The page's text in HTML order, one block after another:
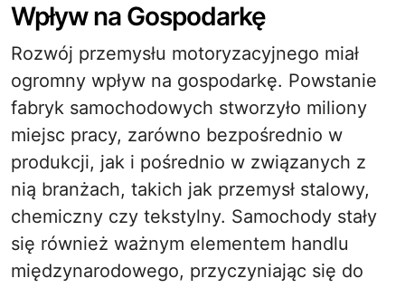
Wpływ na Gospodarkę
Rozwój przemysłu motoryzacyjnego miał
ogromny wpływ na gospodarkę. Powstanie
fabryk samochodowych stworzyło miliony
miejsc pracy, zarówno bezpośrednio w
produkcji, jak i pośrednio w związanych z
nią branżach, takich jak przemysł stalowy,
chemiczny czy tekstylny. Samochody stały
się również ważnym elementem handlu
międzynarodowego, przyczyniając się do